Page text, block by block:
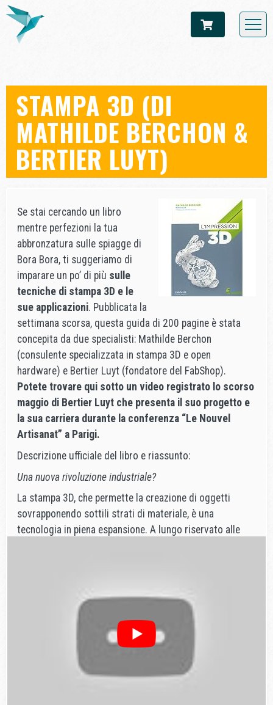
STAMPA 3D (DI
MATHILDE BERCHON &
BERTIER LUYT)
Se stai cercando un libro
mentre perfezioni la tua
abbronzatura sulle spiagge di
Bora Bora, ti suggeriamo di
imparare un po’ di più sulle
tecniche di stampa 3D e le
sue applicazioni. Pubblicata la
settimana scorsa, questa guida di 200 pagine è stata
concepita da due specialisti: Mathilde Berchon
(consulente specializzata in stampa 3D e open
hardware) e Bertier Luyt (fondatore del FabShop).
Potete trovare qui sotto un video registrato lo scorso
maggio di Bertier Luyt che presenta il suo progetto e
la sua carriera durante la conferenza “Le Nouvel
Artisanat” a Parigi.
Descrizione ufficiale del libro e riassunto:
Una nuova rivoluzione industriale?
La stampa 3D, che permette la creazione di oggetti
sovrapponendo sottili strati di materiale, è una
tecnologia in piena espansione. A lungo riservato alle
scelta di materiali stampabili. Questo primo libro
francese sull’argomento fornisce una panoramica
completa, dai diversi processi ai tipi di macchine, dai
molti campi di applicazione (design, architettura,